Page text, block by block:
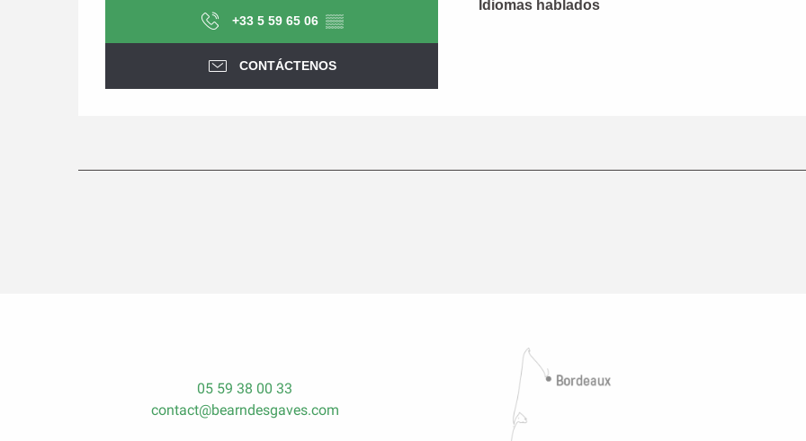
+33 5 59 65 06 ▒▒
CONTÁCTENOS
Idiomas hablados
Idiomas hablados
05 59 38 00 33
contact@bearndesgaves.com